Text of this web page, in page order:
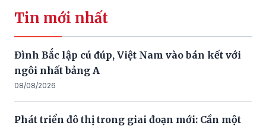
Tin mới nhất
Đình Bắc lập cú đúp, Việt Nam vào bán kết với
ngôi nhất bảng A
08/08/2026
Phát triển đô thị trong giai đoạn mới: Cần một